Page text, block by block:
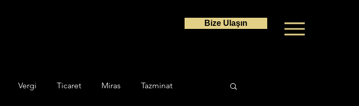
Bize Ulaşın
Vergi Ticaret Miras Tazminat